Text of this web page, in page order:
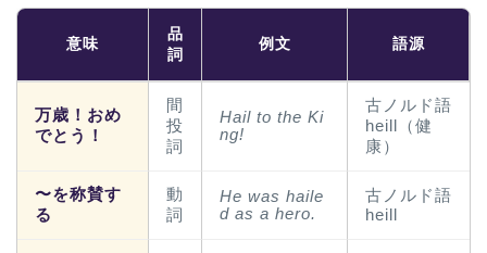
意味
品
詞
例文 語源
万歳！おめ
でとう！
間
投
詞
Hail to the Ki
ng!
古ノルド語
heill（健
康）
〜を称賛す
る
動
詞
He was haile
d as a hero.
古ノルド語
heill